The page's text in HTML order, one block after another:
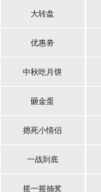
大转盘
优惠劵
中秋吃月饼
砸金蛋
摁死小情侣
一战到底
摇一摇抽奖